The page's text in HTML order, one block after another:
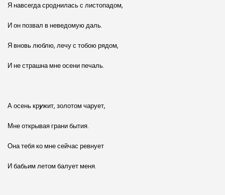
Я навсегда сроднилась с листопадом,
И он позвал в неведомую даль.
Я вновь люблю, лечу с тобою рядом,
И не страшна мне осени печаль.
А осень кружит, золотом чарует,
Мне открывая грани бытия.
Она тебя ко мне сейчас ревнует
И бабьим летом балует меня.